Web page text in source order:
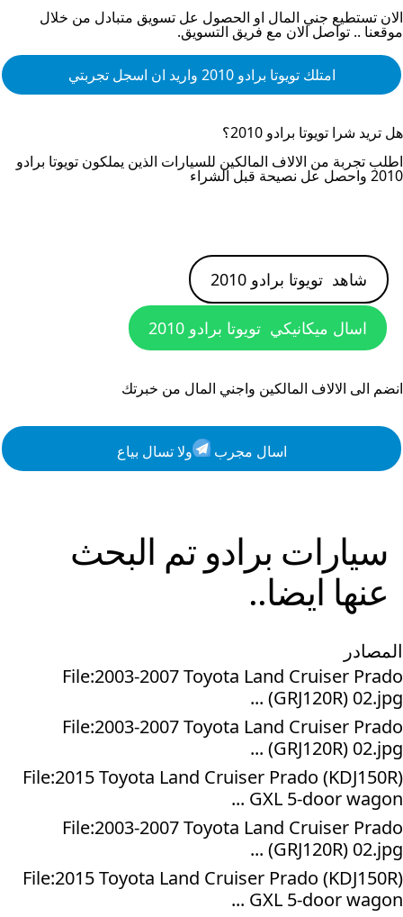
الان تستطيع جني المال او الحصول عل تسويق متبادل من خلال
موقعنا .. تواصل الان مع فريق التسويق.
امتلكتويوتا برادو 2010 واريد ان اسجل تجربتي
هل تريد شرا تويوتا برادو 2010
؟
اطلب تجربة من الالاف المالكين للسيارات الذين يملكون تويوتا برادو
2010 واحصل عل نصيحة قبل الشراء
شاهد تويوتا برادو 2010
اسال ميكانيكي تويوتا برادو 2010
انضم الى الالاف المالكين واجني المال من خبرتك
اسال مجرب ولا تسال بياع
سيارات برادو تم البحث
عنها ايضا..
المصادر
File:2003-2007 Toyota Land Cruiser Prado
(GRJ120R) 02.jpg ...
File:2003-2007 Toyota Land Cruiser Prado
(GRJ120R) 02.jpg ...
File:2015 Toyota Land Cruiser Prado (KDJ150R)
GXL 5-door wagon ...
File:2003-2007 Toyota Land Cruiser Prado
(GRJ120R) 02.jpg ...
File:2015 Toyota Land Cruiser Prado (KDJ150R)
GXL 5-door wagon ...